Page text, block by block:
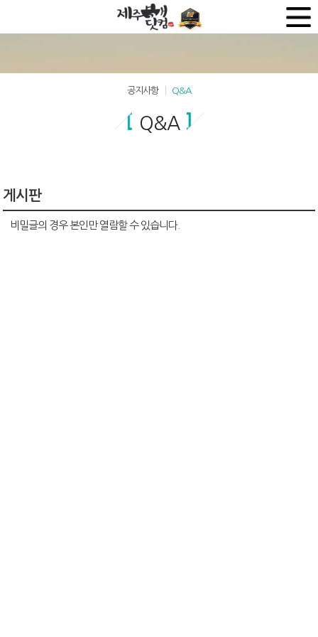
공지사항 Q&A
Q&A
게시판
비밀글의 경우 본인만 열람할 수 있습니다.